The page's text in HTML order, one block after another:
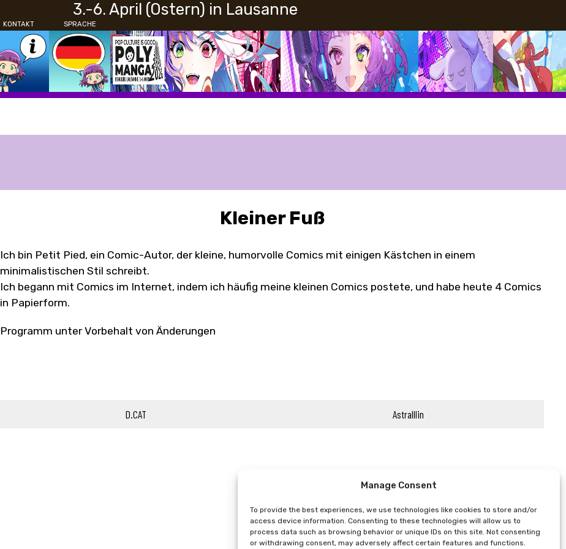
Manage Consent
To provide the best experiences, we use technologies like cookies to store and/or
access device information. Consenting to these technologies will allow us to
process data such as browsing behavior or unique IDs on this site. Not consenting
or withdrawing consent, may adversely affect certain features and functions.
3.-6. April (Ostern) in Lausanne
SPRACHE
KONTAKT
Kleiner Fuß
Ich bin Petit Pied, ein Comic-Autor, der kleine, humorvolle Comics mit einigen Kästchen in einem
minimalistischen Stil schreibt.
Ich begann mit Comics im Internet, indem ich häufig meine kleinen Comics postete, und habe heute 4 Comics
in Papierform.
Programm unter Vorbehalt von Änderungen
D.CAT Astralllin